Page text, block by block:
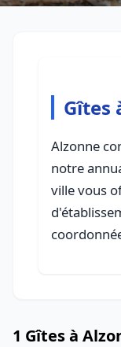
Gîtes
Alzonne
notre
ville vous
1 Gîtes à